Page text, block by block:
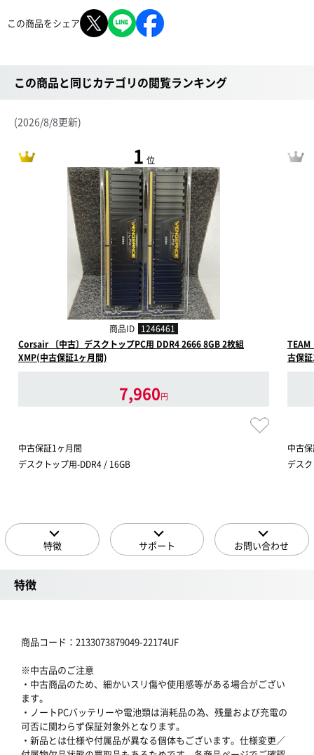
この商品をシェア
この商品と同じカテゴリの閲覧ランキング
(2026/8/8更新)
1 位
商品ID 1246461
Corsair 〔中古〕デスクトップPC用 DDR4 2666 8GB 2枚組
XMP(中古保証1ヶ月間)
7,960円
中古保証1ヶ月間
デスクトップ用-DDR4 / 16GB
TEAM
古保
中古
デス
特徴 サポート お問い合わせ
特徴
商品コード：2133073879049-22174UF
※中古品のご注意
・中古商品のため、細かいスリ傷や使用感等がある場合がござい
ます。
・ノートPCバッテリーや電池類は消耗品の為、残量および充電の
可否に関わらず保証対象外となります。
・新品とは仕様や付属品が異なる個体もございます。仕様変更／